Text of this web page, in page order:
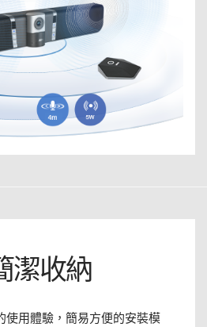
潔收納
使用體驗，簡易方便的安裝模